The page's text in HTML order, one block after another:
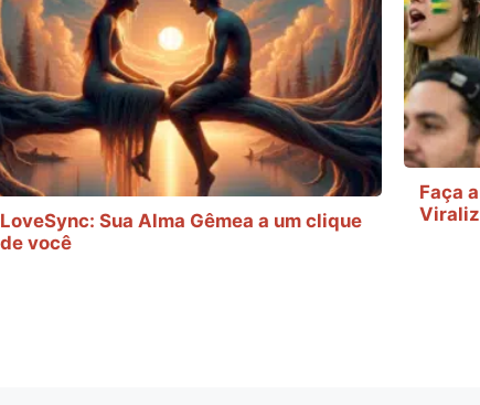
LoveSync: Sua Alma Gêmea a um clique
de você
Faça